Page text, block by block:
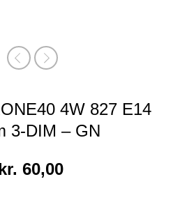
4W 827 E14
3-DIM – GN
60,00